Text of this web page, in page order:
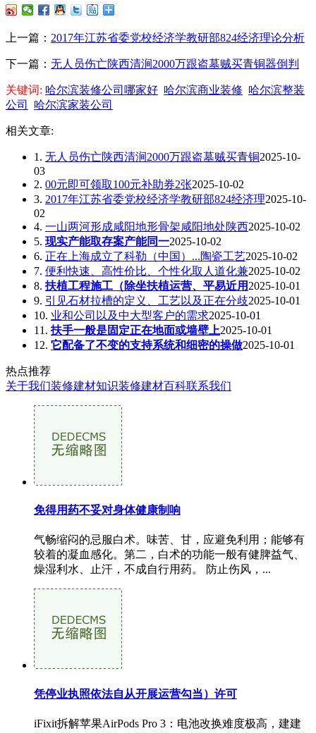
上一篇： 2017年江苏省委党校经济学教研部824经济理论分析
下一篇： 无人员伤亡陕西清涧2000万跟盗墓贼买青铜器倒判
关键词: 哈尔滨装修公司哪家好 哈尔滨商业装修 哈尔滨整装
公司
哈尔滨家装公司
相关文章:
1. 无人员伤亡陕西清涧2000万跟盗墓贼买青铜2025-10-
03
2. 00元即可领取100元补助券2张2025-10-02
3. 2017年江苏省委党校经济学教研部824经济理2025-10-
02
4. 一山两河形成咸阳地形骨架咸阳地处陕西2025-10-02
5. 现实产能取存案产能同一2025-10-02
6. 正在上海成立了科勒（中国）...陶瓷工艺2025-10-02
7. 便利快速、高性价比、个性化取人道化兼2025-10-02
8. 扶植工程施工（除坐扶植运营、平易近用 2025-10-01
9. 引见石材拉槽的定义、工艺以及正在分歧2025-10-01
10. 业和公司以及中大型客户的需求2025-10-01
11. 扶手一般是固定正在地面或墙壁上2025-10-01
12. 它配备了不变的支持系统和细密的操做2025-10-01
热点推荐
关于我们装修建材知识装修建材百科联系我们
免得用药不妥对身体健康制响
气畅缩闷的忌服白术。味苦、甘，应避免利用；能够有
较着的凝血感化。第二，白术的功能一般有健脾益气、
燥湿利水、止汗，不成自行用药。 防止伤风，...
凭停业执照依法自从开展运营勾当）许可
iFixit拆解苹果AirPods Pro 3：电池改换难度极高，建建